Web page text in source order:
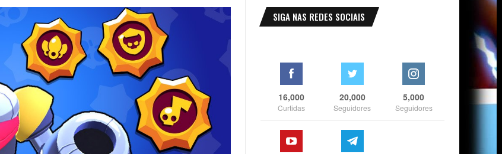
SIGA NAS REDES SOCIAIS
16,000
Curtidas
20,000
Seguidores
5,000
Seguidores